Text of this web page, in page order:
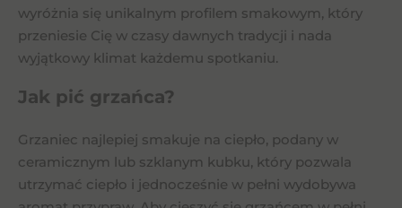
wyróżnia się unikalnym profilem smakowym, który
przeniesie Cię w czasy dawnych tradycji i nada
wyjątkowy klimat każdemu spotkaniu.
Jak pić grzańca?
Grzaniec najlepiej smakuje na ciepło, podany w
ceramicznym lub szklanym kubku, który pozwala
utrzymać ciepło i jednocześnie w pełni wydobywa